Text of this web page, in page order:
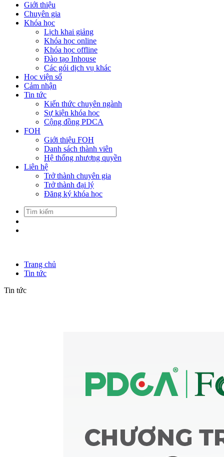
Giới thiệu
Chuyên gia
Khóa học
Lịch khai giảng
Khóa học online
Khóa học offline
Đào tạo Inhouse
Các gói dịch vụ khác
Học viện số
Cảm nhận
Tin tức
Kiến thức chuyên ngành
Sự kiện khóa học
Cộng đồng PDCA
FOH
Giới thiệu FOH
Danh sách thành viên
Hệ thống nhượng quyền
Liên hệ
Trở thành chuyên gia
Trở thành đại lý
Đăng ký khóa học
Trang chủ
Tin tức
Tin tức